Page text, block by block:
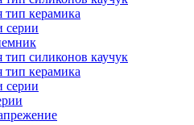
тип керамика
серии
тип силиконов каучук
тип керамика
серии